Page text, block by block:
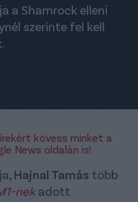
a Shamrock elleni
szerinte fel kell
kövess minket a
News oldalán is!
Hajnal Tamás több
nekadott